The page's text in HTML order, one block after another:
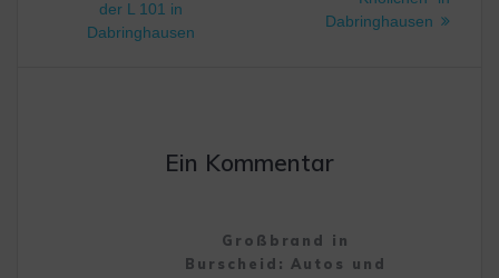
der L 101 in
Dabringhausen
Dabringhausen
Ein Kommentar
Großbrand in
Burscheid: Autos und